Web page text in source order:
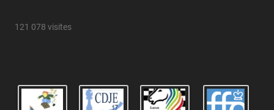
121 078 visites